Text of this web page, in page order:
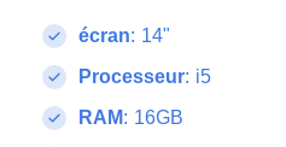
écran: 14"
Processeur: i5
RAM: 16GB